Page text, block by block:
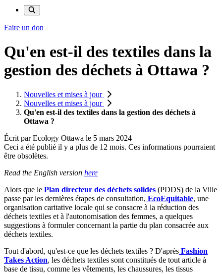
Faire un don
Qu'en est-il des textiles dans la
gestion des déchets à Ottawa ?
Nouvelles et mises à jour
Nouvelles et mises à jour
Qu'en est-il des textiles dans la gestion des déchets à
Ottawa ?
Écrit parEcology Ottawa le 5 mars 2024
Ceci a été publié il y a plus de 12 mois. Ces informations pourraient
être obsolètes.
Read the English version here
Alors que le Plan directeur des déchets solides (PDDS) de la Ville
passe par les dernières étapes de consultation, EcoEquitable, une
organisation caritative locale qui se consacre à la réduction des
déchets textiles et à l'autonomisation des femmes, a quelques
suggestions à formuler concernant la partie du plan consacrée aux
déchets textiles.
Tout d'abord, qu'est-ce que les déchets textiles ? D'après Fashion
Takes Action, les déchets textiles sont constitués de tout article à
base de tissu, comme les vêtements, les chaussures, les tissus